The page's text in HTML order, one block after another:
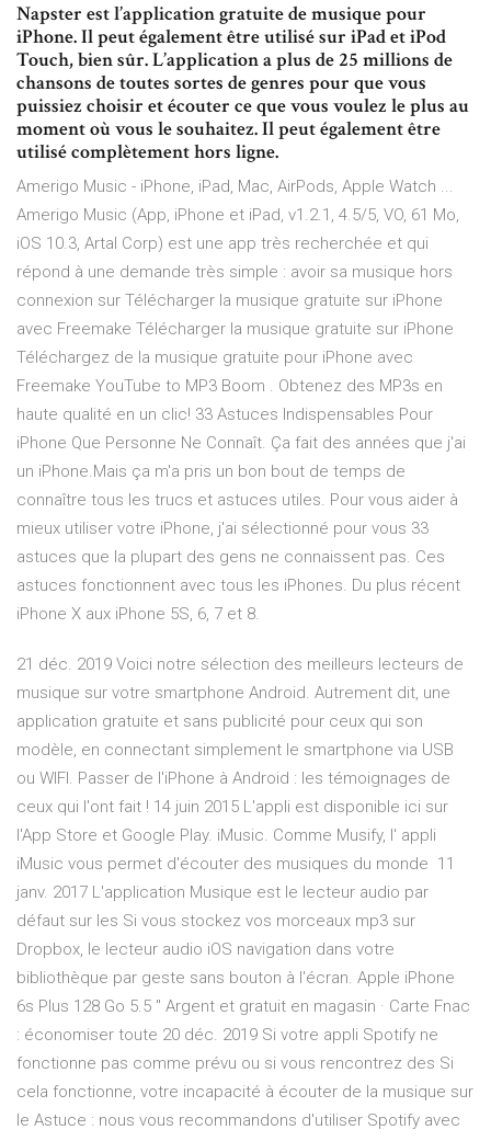
Napster est l’application gratuite de musique pour
iPhone. Il peut également être utilisé sur iPad et iPod
Touch, bien sûr. L’application a plus de 25 millions de
chansons de toutes sortes de genres pour que vous
puissiez choisir et écouter ce que vous voulez le plus au
moment où vous le souhaitez. Il peut également être
utilisé complètement hors ligne.
Amerigo Music - iPhone, iPad, Mac, AirPods, Apple Watch ...
Amerigo Music (App, iPhone et iPad, v1.2.1, 4.5/5, VO, 61 Mo,
iOS 10.3, Artal Corp) est une app très recherchée et qui
répond à une demande très simple : avoir sa musique hors
connexion sur Télécharger la musique gratuite sur iPhone
avec Freemake Télécharger la musique gratuite sur iPhone
Téléchargez de la musique gratuite pour iPhone avec
Freemake YouTube to MP3 Boom . Obtenez des MP3s en
haute qualité en un clic! 33 Astuces Indispensables Pour
iPhone Que Personne Ne Connaît. Ça fait des années que j'ai
un iPhone.Mais ça m'a pris un bon bout de temps de
connaître tous les trucs et astuces utiles. Pour vous aider à
mieux utiliser votre iPhone, j'ai sélectionné pour vous 33
astuces que la plupart des gens ne connaissent pas. Ces
astuces fonctionnent avec tous les iPhones. Du plus récent
iPhone X aux iPhone 5S, 6, 7 et 8.
21 déc. 2019 Voici notre sélection des meilleurs lecteurs de
musique sur votre smartphone Android. Autrement dit, une
application gratuite et sans publicité pour ceux qui son
modèle, en connectant simplement le smartphone via USB
ou WIFI. Passer de l'iPhone à Android : les témoignages de
ceux qui l'ont fait ! 14 juin 2015 L'appli est disponible ici sur
l'App Store et Google Play. iMusic. Comme Musify, l' appli
iMusic vous permet d'écouter des musiques du monde 11
janv. 2017 L'application Musique est le lecteur audio par
défaut sur les Si vous stockez vos morceaux mp3 sur
Dropbox, le lecteur audio iOS navigation dans votre
bibliothèque par geste sans bouton à l'écran. Apple iPhone
6s Plus 128 Go 5.5 '' Argent et gratuit en magasin · Carte Fnac
: économiser toute 20 déc. 2019 Si votre appli Spotify ne
fonctionne pas comme prévu ou si vous rencontrez des Si
cela fonctionne, votre incapacité à écouter de la musique sur
le Astuce : nous vous recommandons d'utiliser Spotify avec